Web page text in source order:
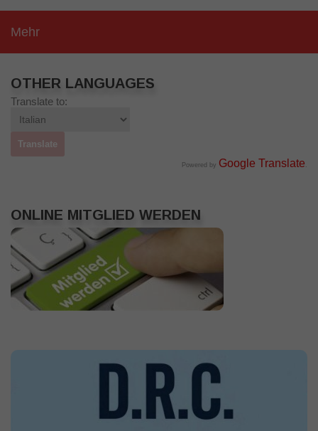
Mehr
OTHER LANGUAGES
Translate to:
Powered by Google Translate .
ONLINE MITGLIED WERDEN